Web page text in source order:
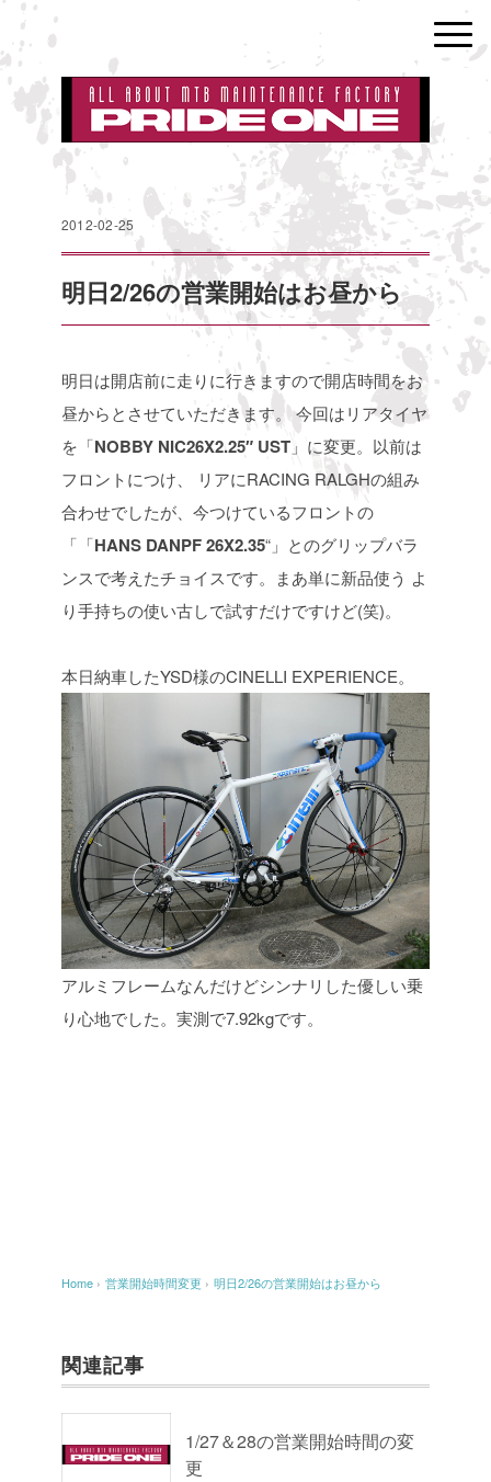
2012-02-25
明日2/26の営業開始はお昼から
明日は開店前に走りに行きますので開店時間をお
昼からとさせていただきます。今回はリアタイヤ
を「NOBBY NIC26X2.25″ UST 」に変更。以前は
フロントにつけ、
リアにRACING RALGHの組み
合わせでしたが、今つけているフロントの
「「HANS DANPF 26X2.35“」とのグリップバラ
ンスで考えたチョイスです。まあ単に新品使う よ
り手持ちの使い古しで試すだけですけど(笑)。
本日納車したYSD様のCINELLI EXPERIENCE。
アルミフレームなんだけどシンナリした優しい乗
り心地でした。実測で7.92kgです。
Home › 営業開始時間変更 › 明日2/26の営業開始はお昼から
関連記事
1/27＆28の営業開始時間の変
更